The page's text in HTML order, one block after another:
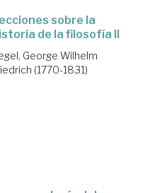
sobre la
de la filosofía II
George Wilhelm
(1770-1831)